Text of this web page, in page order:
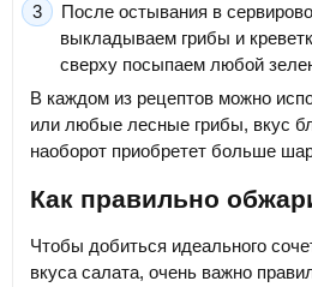
После остывания в
выкладываем грибы и
сверху посыпаем любой
В каждом из рецептов можно
или любые лесные грибы, вкус
наоборот приобретет больше
Как правильно
Чтобы добиться идеального
вкуса салата, очень важно